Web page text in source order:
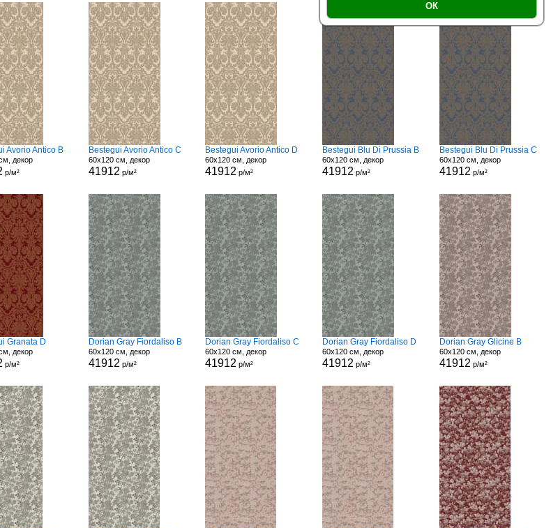
ОК
Avorio Antico B
декор
р/м²
Bestegui Avorio Antico C
60x120 см, декор
41912 р/м²
Bestegui Avorio Antico D
60x120 см, декор
41912 р/м²
Bestegui Blu Di Prussia B
60x120 см, декор
41912 р/м²
Bestegui Blu Di Prussia C
60x120 см, декор
41912 р/м²
Granata D
декор
р/м²
Dorian Gray Fiordaliso B
60x120 см, декор
41912 р/м²
Dorian Gray Fiordaliso C
60x120 см, декор
41912 р/м²
Dorian Gray Fiordaliso D
60x120 см, декор
41912 р/м²
Dorian Gray Glicine B
60x120 см, декор
41912 р/м²